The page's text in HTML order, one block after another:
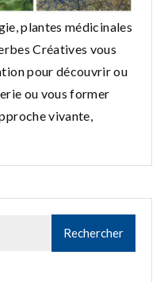
plantes médicinales
Créatives vous
pour découvrir ou
ou vous former
vivante,